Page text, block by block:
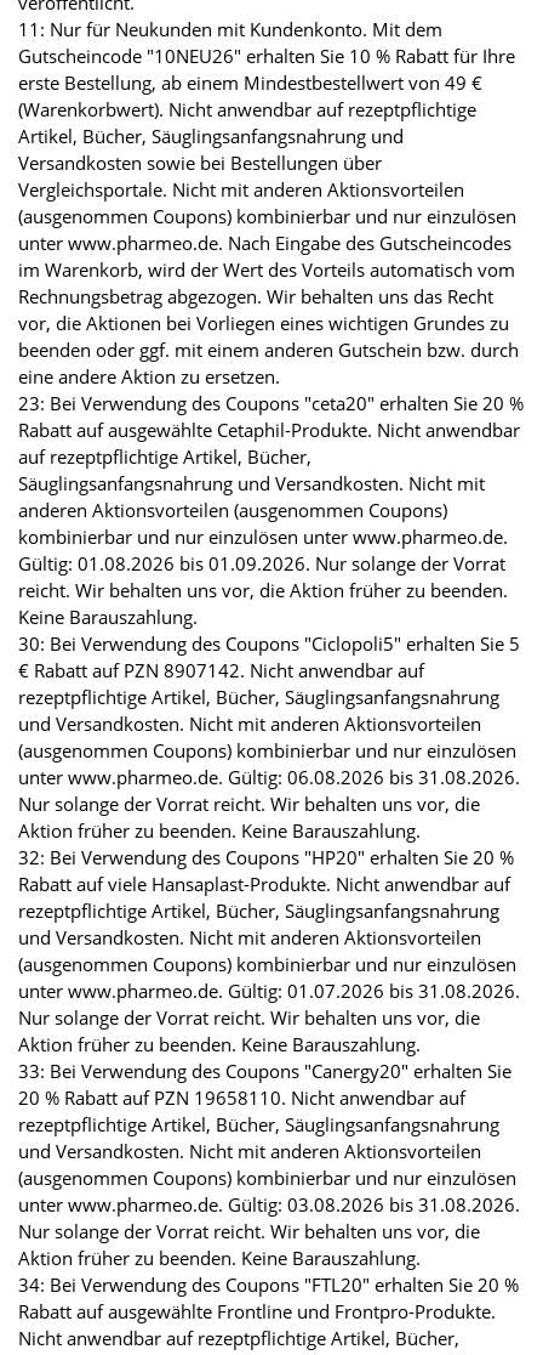
11: Nur für Neukunden mit Kundenkonto. Mit dem
Gutscheincode "10NEU26" erhalten Sie 10 % Rabatt für Ihre
erste Bestellung, ab einem Mindestbestellwert von 49 €
(Warenkorbwert). Nicht anwendbar auf rezeptpflichtige
Artikel, Bücher, Säuglingsanfangsnahrung und
Versandkosten sowie bei Bestellungen über
Vergleichsportale. Nicht mit anderen Aktionsvorteilen
(ausgenommen Coupons) kombinierbar und nur einzulösen
unter www.pharmeo.de. Nach Eingabe des Gutscheincodes
im Warenkorb, wird der Wert des Vorteils automatisch vom
Rechnungsbetrag abgezogen. Wir behalten uns das Recht
vor, die Aktionen bei Vorliegen eines wichtigen Grundes zu
beenden oder ggf. mit einem anderen Gutschein bzw. durch
eine andere Aktion zu ersetzen.
23: Bei Verwendung des Coupons "ceta20" erhalten Sie 20 %
Rabatt auf ausgewählte Cetaphil-Produkte. Nicht anwendbar
auf rezeptpflichtige Artikel, Bücher,
Säuglingsanfangsnahrung und Versandkosten. Nicht mit
anderen Aktionsvorteilen (ausgenommen Coupons)
kombinierbar und nur einzulösen unter www.pharmeo.de.
Gültig: 01.08.2026 bis 01.09.2026. Nur solange der Vorrat
reicht. Wir behalten uns vor, die Aktion früher zu beenden.
Keine Barauszahlung.
30: Bei Verwendung des Coupons "Ciclopoli5" erhalten Sie 5
€ Rabatt auf PZN 8907142. Nicht anwendbar auf
rezeptpflichtige Artikel, Bücher, Säuglingsanfangsnahrung
und Versandkosten. Nicht mit anderen Aktionsvorteilen
(ausgenommen Coupons) kombinierbar und nur einzulösen
unter www.pharmeo.de. Gültig: 06.08.2026 bis 31.08.2026.
Nur solange der Vorrat reicht. Wir behalten uns vor, die
Aktion früher zu beenden. Keine Barauszahlung.
32: Bei Verwendung des Coupons "HP20" erhalten Sie 20 %
Rabatt auf viele Hansaplast-Produkte. Nicht anwendbar auf
rezeptpflichtige Artikel, Bücher, Säuglingsanfangsnahrung
und Versandkosten. Nicht mit anderen Aktionsvorteilen
(ausgenommen Coupons) kombinierbar und nur einzulösen
unter www.pharmeo.de. Gültig: 01.07.2026 bis 31.08.2026.
Nur solange der Vorrat reicht. Wir behalten uns vor, die
Aktion früher zu beenden. Keine Barauszahlung.
33: Bei Verwendung des Coupons "Canergy20" erhalten Sie
20 % Rabatt auf PZN 19658110. Nicht anwendbar auf
rezeptpflichtige Artikel, Bücher, Säuglingsanfangsnahrung
und Versandkosten. Nicht mit anderen Aktionsvorteilen
(ausgenommen Coupons) kombinierbar und nur einzulösen
unter www.pharmeo.de. Gültig: 03.08.2026 bis 31.08.2026.
Nur solange der Vorrat reicht. Wir behalten uns vor, die
Aktion früher zu beenden. Keine Barauszahlung.
34: Bei Verwendung des Coupons "FTL20" erhalten Sie 20 %
Rabatt auf ausgewählte Frontline und Frontpro-Produkte.
Nicht anwendbar auf rezeptpflichtige Artikel, Bücher,